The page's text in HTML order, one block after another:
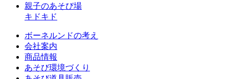
親子のあそび場
キドキド
ボーネルンドの考え
会社案内
商品情報
あそび環境づくり